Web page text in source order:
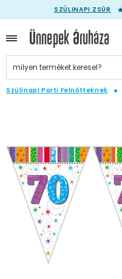
SZÜLINAPI ZSÚR
Szülinapi Parti Felnőtteknek